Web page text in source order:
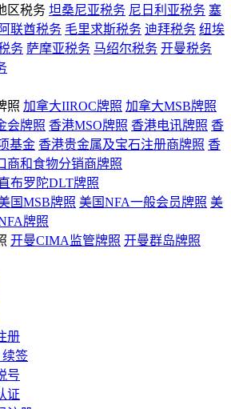
区税务 坦桑尼亚税务 尼日利亚税务 塞
阿联酋税务 毛里求斯税务 迪拜税务 纽埃
务 萨摩亚税务 马绍尔税务 开曼税务
照 加拿大IIROC牌照 加拿大MSB牌照
会牌照 香港MSO牌照 香港电讯牌照 香
基金 香港贵金属及宝石注册商牌照 香
商和食物分销商牌照
布罗陀DLT牌照
国MSB牌照 美国NFA一般会员牌照 美
牌照
开曼CIMA监管牌照 开曼群岛牌照
册
续签
号
证